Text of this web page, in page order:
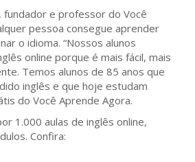
fundador e professor do Você
pessoa consegue aprender
o idioma. “Nossos alunos
online porque é mais fácil, mais
Temos alunos de 85 anos que
inglês e que hoje estudam
do Você Aprende Agora.
1.000 aulas de inglês online,
Confira: